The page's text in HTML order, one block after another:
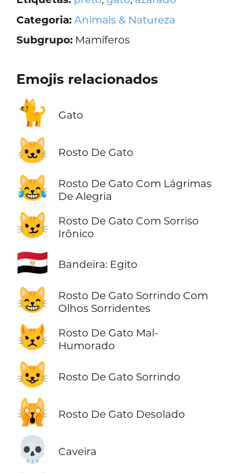
Categoria: Animais & Natureza
Subgrupo:Mamíferos
Emojis relacionados
🐈 Gato
🐱 Rosto De Gato
😹
Rosto De Gato Com Lágrimas
De Alegria
😼
Rosto De Gato Com Sorriso
Irônico
🇪🇬 Bandeira: Egito
😸
Rosto De Gato Sorrindo Com
Olhos Sorridentes
😾
Rosto De Gato Mal-
Humorado
😺 Rosto De Gato Sorrindo
🙀 Rosto De Gato Desolado
💀 Caveira